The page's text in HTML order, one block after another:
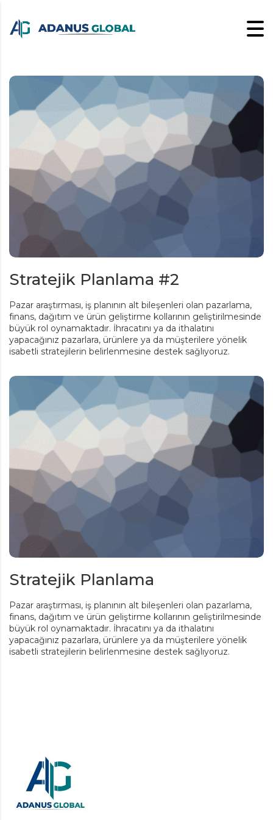
Stratejik Planlama #2
Pazar araştırması, iş planının alt bileşenleri olan pazarlama,
finans, dağıtım ve ürün geliştirme kollarının geliştirilmesinde
büyük rol oynamaktadır. İhracatını ya da ithalatını
yapacağınız pazarlara, ürünlere ya da müşterilere yönelik
isabetli stratejilerin belirlenmesine destek sağlıyoruz.
Stratejik Planlama
Pazar araştırması, iş planının alt bileşenleri olan pazarlama,
finans, dağıtım ve ürün geliştirme kollarının geliştirilmesinde
büyük rol oynamaktadır. İhracatını ya da ithalatını
yapacağınız pazarlara, ürünlere ya da müşterilere yönelik
isabetli stratejilerin belirlenmesine destek sağlıyoruz.